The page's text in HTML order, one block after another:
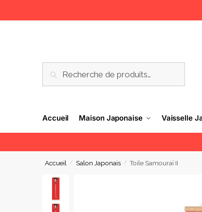
RECHERCHE
Accueil Maison Japonaise Vaisselle
Accueil / Salon Japonais / Toile Samouraï II